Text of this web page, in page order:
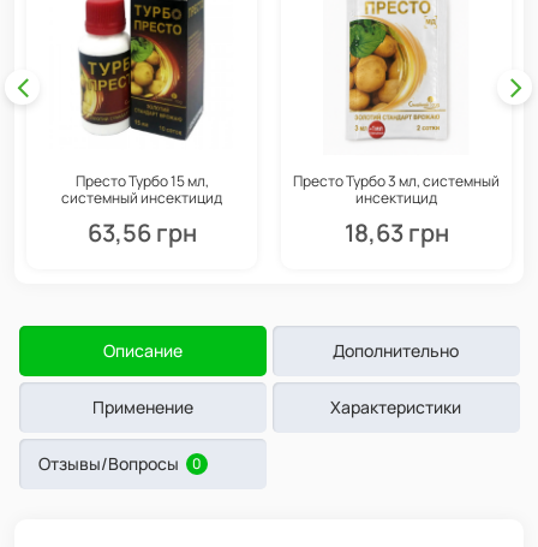
Престо Турбо 15 мл,
системный инсектицид
действия, Семейный Сад
63,56 грн
Престо Турбо 3 мл, системный
инсектицид
действия, Семейный Сад
18,63 грн
Описание Дополнительно
Применение Характеристики
Отзывы/Вопросы 0